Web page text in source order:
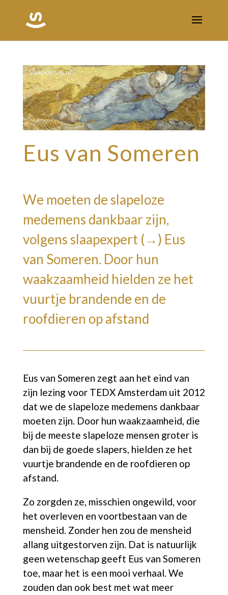
Eus van Someren
We moeten de slapeloze
medemens dankbaar zijn,
volgens slaapexpert (→) Eus
van Someren. Door hun
waakzaamheid hielden ze het
vuurtje brandende en de
roofdieren op afstand
Eus van Someren zegt aan het eind van
zijn lezing voor TEDX Amsterdam uit 2012
dat we de slapeloze medemens dankbaar
moeten zijn. Door hun waakzaamheid, die
bij de meeste slapeloze mensen groter is
dan bij de goede slapers, hielden ze het
vuurtje brandende en de roofdieren op
afstand.
Zo zorgden ze, misschien ongewild, voor
het overleven en voortbestaan van de
mensheid. Zonder hen zou de mensheid
allang uitgestorven zijn. Dat is natuurlijk
geen wetenschap geeft Eus van Someren
toe, maar het is een mooi verhaal. We
zouden dan ook best met wat meer